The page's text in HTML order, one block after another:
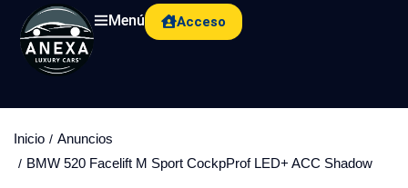
Menú Acceso
Inicio
Anuncios
BMW 520 Facelift M Sport CockpProf LED+ ACC Shadow